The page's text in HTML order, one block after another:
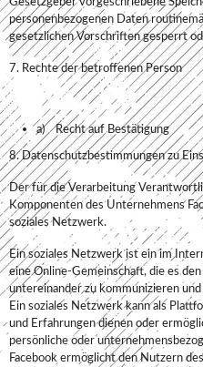
personenbezogenen Daten
gesetzlichen Vorschriften gesperrt
7. Rechte der betroffenen Person
a) Recht auf Bestätigung
8. Datenschutzbestimmungen zu
Der für die Verarbeitung
Komponenten des Unternehmens
soziales Netzwerk.
Ein soziales Netzwerk ist ein im
eine Online-Gemeinschaft, die es
untereinander zu kommunizieren
Ein soziales Netzwerk kann als
und Erfahrungen dienen oder
persönliche oder
Facebook ermöglicht den Nutzern